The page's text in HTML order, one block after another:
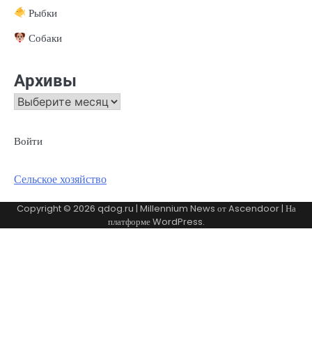
Рыбки
Собаки
Архивы
Архивы
Войти
Сельское хозяйство
Copyright © 2026 qdog.ru | Millennium News отAscendoor| На
платформеWordPress.